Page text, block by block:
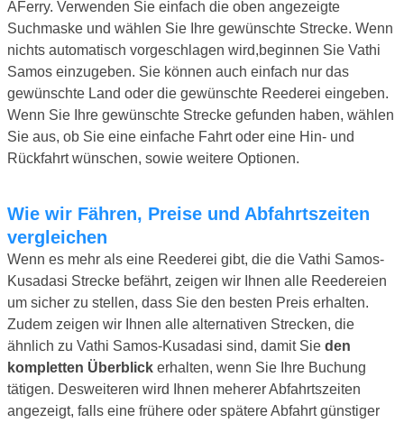
AFerry. Verwenden Sie einfach die oben angezeigte
Suchmaske und wählen Sie Ihre gewünschte Strecke. Wenn
nichts automatisch vorgeschlagen wird,beginnen Sie Vathi
Samos einzugeben. Sie können auch einfach nur das
gewünschte Land oder die gewünschte Reederei eingeben.
Wenn Sie Ihre gewünschte Strecke gefunden haben, wählen
Sie aus, ob Sie eine einfache Fahrt oder eine Hin- und
Rückfahrt wünschen, sowie weitere Optionen.
Wie wir Fähren, Preise und Abfahrtszeiten
vergleichen
Wenn es mehr als eine Reederei gibt, die die Vathi Samos-
Kusadasi Strecke befährt, zeigen wir Ihnen alle Reedereien
um sicher zu stellen, dass Sie den besten Preis erhalten.
Zudem zeigen wir Ihnen alle alternativen Strecken, die
ähnlich zu Vathi Samos-Kusadasi sind, damit Sie den
kompletten Überblick erhalten, wenn Sie Ihre Buchung
tätigen. Desweiteren wird Ihnen meherer Abfahrtszeiten
angezeigt, falls eine frühere oder spätere Abfahrt günstiger